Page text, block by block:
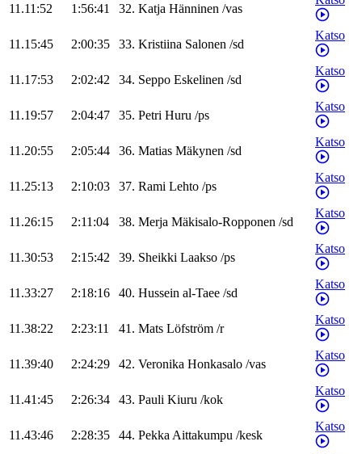
11.11:52 1:56:41 32. Katja Hänninen /vas
11.15:45 2:00:35 33. Kristiina Salonen /sd
Katso
11.17:53 2:02:42 34. Seppo Eskelinen /sd
Katso
11.19:57 2:04:47 35. Petri Huru /ps
Katso
11.20:55 2:05:44 36. Matias Mäkynen /sd
Katso
11.25:13 2:10:03 37. Rami Lehto /ps
Katso
11.26:15 2:11:04 38. Merja Mäkisalo-Ropponen /sd
Katso
11.30:53 2:15:42 39. Sheikki Laakso /ps
Katso
11.33:27 2:18:16 40. Hussein al-Taee /sd
Katso
11.38:22 2:23:11 41. Mats Löfström /r
Katso
11.39:40 2:24:29 42. Veronika Honkasalo /vas
Katso
11.41:45 2:26:34 43. Pauli Kiuru /kok
Katso
11.43:46 2:28:35 44. PekkaAittakumpu /kesk
Katso